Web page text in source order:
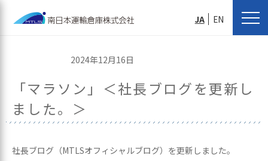
JA EN
2024年12月16日
「マラソン」＜社長ブログを更新し
ました。＞
社長ブログ（MTLSオフィシャルブログ）を更新しました。